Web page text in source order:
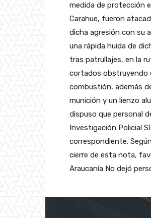
medida de protección
Carahue, fueron
dicha agresión con su
una rápida huida de
tras patrullajes, en la
cortados obstruyendo
combustión, además
munición y un lienzo
dispuso que personal
Investigación Policial
correspondiente.
cierre de esta nota,
Araucanía No dejó